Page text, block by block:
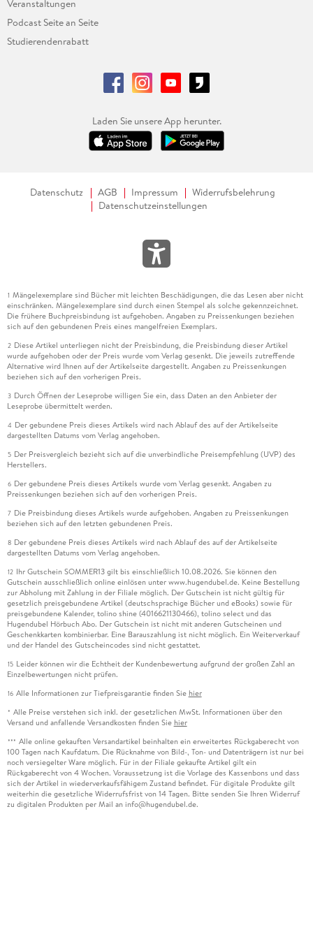
Veranstaltungen
Podcast Seite an Seite
Studierendenrabatt
Laden Sie unsere App herunter.
Datenschutz AGB Impressum
Widerrufsbelehrung
Datenschutzeinstellungen
1 Mängelexemplare sind Bücher mit leichten Beschädigungen, die das Lesen aber nicht
einschränken. Mängelexemplare sind durch einen Stempel als solche gekennzeichnet.
Die frühere Buchpreisbindung ist aufgehoben. Angaben zu Preissenkungen beziehen
sich auf den gebundenen Preis eines mangelfreien Exemplars.
2 Diese Artikel unterliegen nicht der Preisbindung, die Preisbindung dieser Artikel
wurde aufgehoben oder der Preis wurde vom Verlag gesenkt. Die jeweils zutreffende
Alternative wird Ihnen auf der Artikelseite dargestellt. Angaben zu Preissenkungen
beziehen sich auf den vorherigen Preis.
3 Durch Öffnen der Leseprobe willigen Sie ein, dass Daten an den Anbieter der
Leseprobe übermittelt werden.
4 Der gebundene Preis dieses Artikels wird nach Ablauf des auf der Artikelseite
dargestellten Datums vom Verlag angehoben.
5 Der Preisvergleich bezieht sich auf die unverbindliche Preisempfehlung (UVP) des
Herstellers.
6 Der gebundene Preis dieses Artikels wurde vom Verlag gesenkt. Angaben zu
Preissenkungen beziehen sich auf den vorherigen Preis.
7 Die Preisbindung dieses Artikels wurde aufgehoben. Angaben zu Preissenkungen
beziehen sich auf den letzten gebundenen Preis.
8 Der gebundene Preis dieses Artikels wird nach Ablauf des auf der Artikelseite
dargestellten Datums vom Verlag angehoben.
12 Ihr Gutschein SOMMER13 gilt bis einschließlich 10.08.2026. Sie können den
Gutschein ausschließlich online einlösen unter www.hugendubel.de. Keine Bestellung
zur Abholung mit Zahlung in der Filiale möglich. Der Gutschein ist nicht gültig für
gesetzlich preisgebundene Artikel (deutschsprachige Bücher und eBooks) sowie für
preisgebundene Kalender, tolino shine (4016621130466), tolino select und das
Hugendubel Hörbuch Abo. Der Gutschein ist nicht mit anderen Gutscheinen und
Geschenkkarten kombinierbar. Eine Barauszahlung ist nicht möglich. Ein Weiterverkauf
und der Handel des Gutscheincodes sind nicht gestattet.
15 Leider können wir die Echtheit der Kundenbewertung aufgrund der großen Zahl an
Einzelbewertungen nicht prüfen.
16 Alle Informationen zur Tiefpreisgarantie finden Sie hier
* Alle Preise verstehen sich inkl. der gesetzlichen MwSt. Informationen über den
Versand und anfallende Versandkosten finden Sie hier
*** Alle online gekauften Versandartikel beinhalten ein erweitertes Rückgaberecht von
100 Tagen nach Kaufdatum. Die Rücknahme von Bild-, Ton- und Datenträgern ist nur bei
noch versiegelter Ware möglich. Für in der Filiale gekaufte Artikel gilt ein
Rückgaberecht von 4 Wochen. Voraussetzung ist die Vorlage des Kassenbons und dass
sich der Artikel in wiederverkaufsfähigem Zustand befindet. Für digitale Produkte gilt
weiterhin die gesetzliche Widerrufsfrist von 14 Tagen. Bitte senden Sie Ihren Widerruf
zu digitalen Produkten per Mail an info@hugendubel.de.